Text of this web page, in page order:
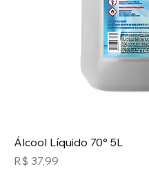
Álcool Líquido 70° 5L
Preço
R$ 37,99